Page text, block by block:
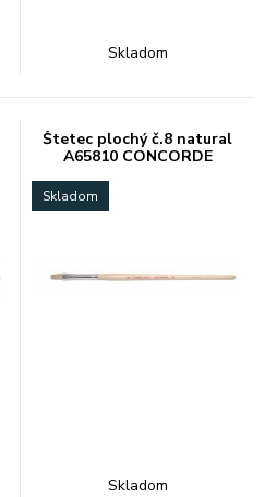
Skladom
Štetec plochý č.8 natural
A65810 CONCORDE
Skladom
Skladom